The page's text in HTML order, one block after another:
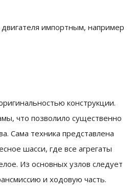
импортным, например
конструкции.
что позволило существенно
Сама техника представлена
шасси, где все агрегаты
Из основных узлов следует
и ходовую часть.